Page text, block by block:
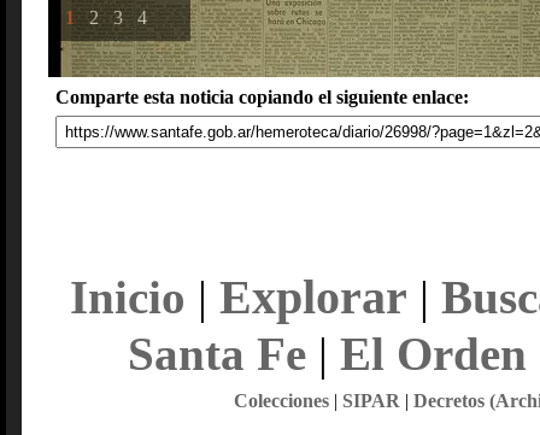
1 2 3 4
Comparte esta noticia copiando el siguiente enlace:
Inicio | Explorar |
Santa Fe| El Orden
Colecciones| SIPAR | Decretos